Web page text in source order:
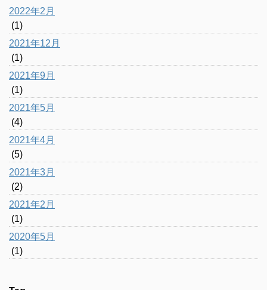
2022年2月
(1)
2021年12月
(1)
2021年9月
(1)
2021年5月
(4)
2021年4月
(5)
2021年3月
(2)
2021年2月
(1)
2020年5月
(1)